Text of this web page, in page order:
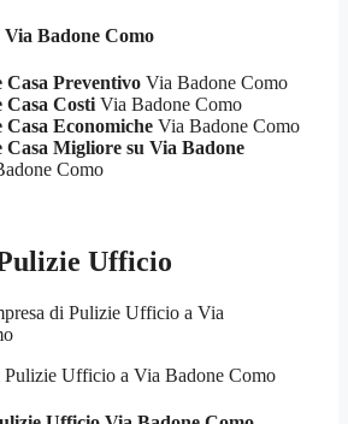
Via Badone Como
Preventivo Via Badone Como
Costi Via Badone Como
Economiche Via Badone Como
Migliore su Via Badone
Como
Ufficio
Pulizie Ufficio a Via Badone Como